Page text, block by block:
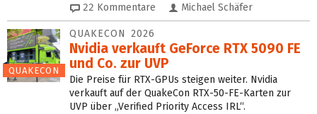
22 Kommentare Michael Schäfer
QUAKECON
QUAKECON 2026
Nvidia verkauft GeForce RTX 5090 FE
und Co. zur UVP
Die Preise für RTX-GPUs steigen weiter. Nvidia
verkauft auf der QuakeCon RTX-50-FE-Karten zur
UVP über „Verified Priority Access IRL“.